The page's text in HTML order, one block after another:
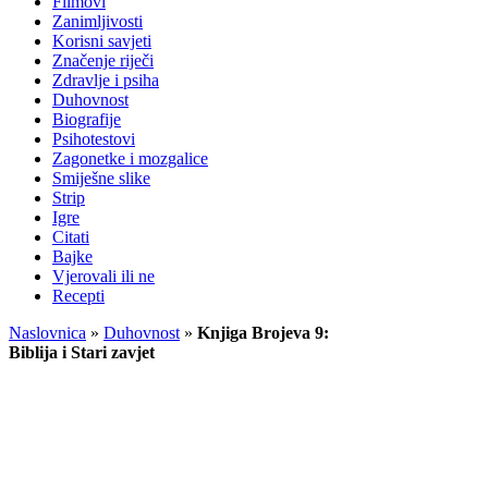
Zanimljivosti
Korisni savjeti
Značenje riječi
Zdravlje i psiha
Duhovnost
Biografije
Psihotestovi
Zagonetke i mozgalice
Smiješne slike
Strip
Igre
Citati
Bajke
Vjerovali ili ne
Recepti
Naslovnica » Duhovnost » Knjiga Brojeva 9:
Biblija i Stari zavjet